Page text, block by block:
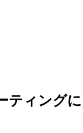
ティングに